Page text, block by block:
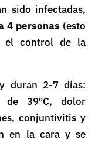
sido infectadas,
4 personas (esto
el control de la
y duran 2-7 días:
de 39ºC, dolor
conjuntivitis y
en la cara y se